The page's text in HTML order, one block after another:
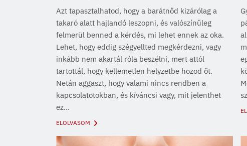
Azt tapasztalhatod, hogy a barátnőd kizárólag a
takaró alatt hajlandó leszopni, és valószínűleg
felmerül benned a kérdés, mi lehet ennek az oka.
Lehet, hogy eddig szégyellted megkérdezni, vagy
inkább nem akartál róla beszélni, mert attól
tartottál, hogy kellemetlen helyzetbe hozod őt.
Netán aggaszt, hogy valami nincs rendben a
kapcsolatotokban, és kíváncsi vagy, mit jelenthet
ez...
ELOLVASOM